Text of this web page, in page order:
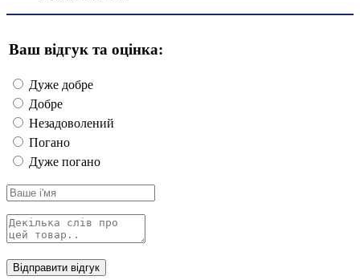
Ваш відгук та оцінка:
Дуже добре
Добре
Незадоволений
Погано
Дуже погано